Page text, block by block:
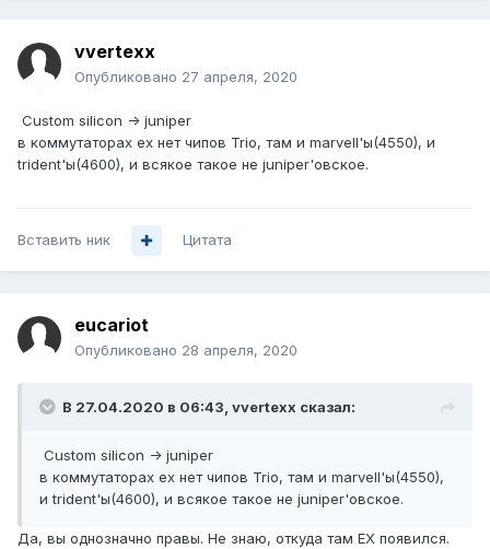
vvertexx
Опубликовано 27 апреля, 2020
Custom silicon -> juniper
в коммутаторах ex нет чипов Trio, там и marvell'ы(4550), и
trident'ы(4600), и всякое такое не juniper'овское.
Вставить ник Цитата
eucariot
Опубликовано 28 апреля, 2020
В 27.04.2020 в 06:43, vvertexx сказал:
Custom silicon -> juniper
в коммутаторах ex нет чипов Trio, там и marvell'ы(4550),
и trident'ы(4600), и всякое такое не juniper'овское.
Да, вы однозначно правы. Не знаю, откуда там EX появился.